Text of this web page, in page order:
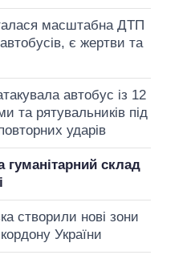
масштабна ДТП
є жертви та
автобус із 12
та рятувальників під
ударів
гуманітарний склад
створили нові зони
України